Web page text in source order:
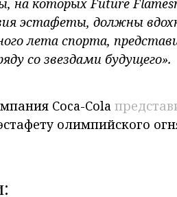
на которых FutureFlames
эстафеты, должны
лета спорта,
со звездами будущего».
Coca-Cola
олимпийского